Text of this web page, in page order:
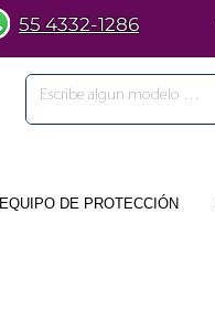
55 4332-1286
EQUIPO DE PROTECCIÓN